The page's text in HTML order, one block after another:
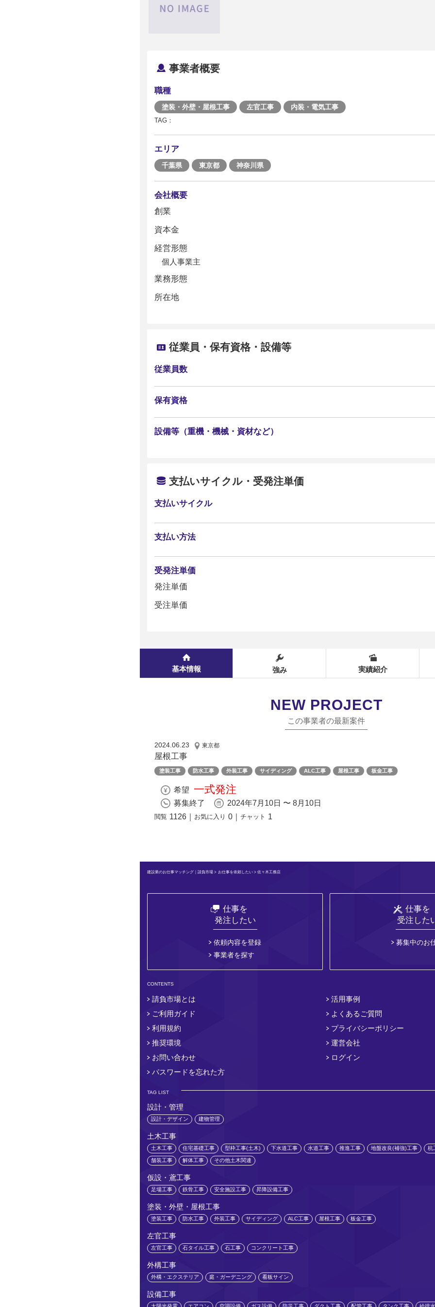
事業者概要
職種
塗装・外壁・屋根工事 左官工事 内装・電気工事
TAG：
エリア
千葉県 東京都 神奈川県
会社概要
創業
資本金
経営形態
個人事業主
業務形態
所在地
従業員・保有資格・設備等
従業員数
保有資格
設備等（重機・機械・資材など）
支払いサイクル・受発注単価
支払いサイクル
支払い方法
受発注単価
発注単価
受注単価
基本情報 強み 実績紹介
NEW PROJECT
この事業者の最新案件
2024.06.23 東京都
屋根工事
塗装工事 防水工事 外装工事 サイディング ALC工事 屋根工事 板金工事
希望 一式発注
募集終了 2024年7月10日 〜 8月10日
閲覧 1126 お気に入り 0 チャット 1
建設業のお仕事マッチング｜請負市場 > お仕事を依頼したい> 佐々木工務店
仕事を
発注したい
依頼内容を登録
事業者を探す
仕事を
受注した
募集中のお
CONTENTS
請負市場とは
活用事例
ご利用ガイド
よくあるご質問
利用規約
プライバシーポリシー
推奨環境
運営会社
お問い合わせ
ログイン
パスワードを忘れた方
TAG LIST
設計・管理
設計・デザイン 建物管理
土木工事
土木工事 住宅基礎工事 型枠工事(土木) 下水道工事 水道工事 推進工事 地盤改良(補強)工事 杭
舗装工事 解体工事 その他土木関連
仮設・鳶工事
足場工事 鉄骨工事 安全施設工事 昇降設備工事
塗装・外壁・屋根工事
塗装工事 防水工事 外装工事 サイディング ALC工事 屋根工事 板金工事
左官工事
左官工事 石タイル工事 石工事 コンクリート工事
外構工事
外構・エクステリア 庭・ガーデニング 看板サイン
設備工事
太陽光発電 エアコン 空調設備 ガス設備 防災工事 ダクト工事 配管工事 タンク工事 給排